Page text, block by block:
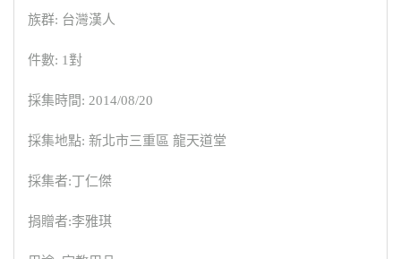
族群: 台灣漢人
件數: 1對
採集時間: 2014/08/20
採集地點: 新北市三重區 龍天道堂
採集者:丁仁傑
捐贈者:李雅琪